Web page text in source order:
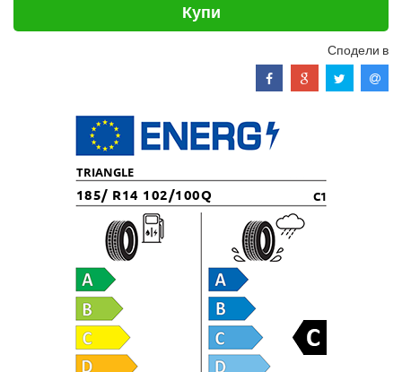
Купи
Сподели в
TRIANGLE
185/ R14 102/100Q C1